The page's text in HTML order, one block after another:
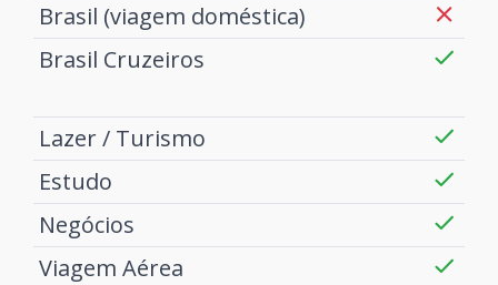
Brasil (viagem doméstica)
Brasil Cruzeiros
Lazer / Turismo
Estudo
Negócios
Viagem Aérea